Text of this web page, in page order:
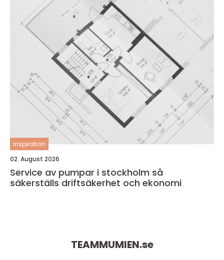
inspiration
02. August 2026
Service av pumpar i stockholm så
säkerställs driftsäkerhet och ekonomi
TEAMMUMIEN.se